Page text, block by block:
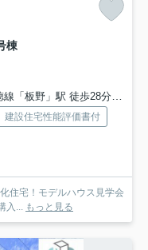
棟
線「板野」駅 徒歩28分
建設住宅性能評価書付
住宅！モデルハウス見学会
入... もっと見る